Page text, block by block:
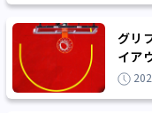
グリ
イア
ーム